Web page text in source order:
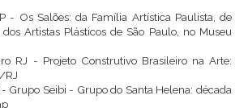
- Os Salões: da Família Artística Paulista, de
Artistas Plásticos de São Paulo, no Museu
RJ - Projeto Construtivo Brasileiro na Arte:
RJ
- Grupo Seibi - Grupo do Santa Helena: década